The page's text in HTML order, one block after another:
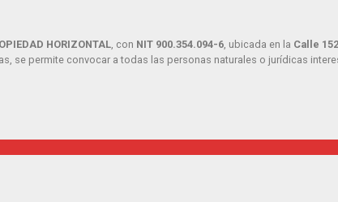
HORIZONTAL , con NIT 900.354.094-6 , ubicada en la Calle
se permite convocar a todas las personas naturales o jurídicas